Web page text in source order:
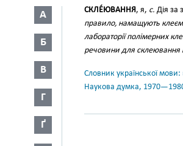
А
Б
В
Г
Ґ
СКЛЕ́ЮВАННЯ, я, с. Дія за
правило, намащують
лабораторії полімерних
речовини для склеювання
Словник української
Наукова думка,